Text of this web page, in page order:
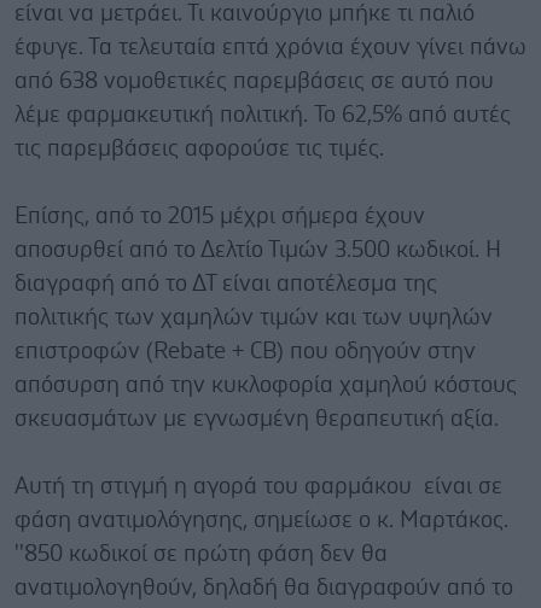
είναι να μετράει. Τι καινούργιο μπήκε τι παλιό
έφυγε. Τα τελευταία επτά χρόνια έχουν γίνει πάνω
από 638 νομοθετικές παρεμβάσεις σε αυτό που
λέμε φαρμακευτική πολιτική. Το 62,5% από αυτές
τις παρεμβάσεις αφορούσε τις τιμές.
Επίσης, από το 2015 μέχρι σήμερα έχουν
αποσυρθεί από το Δελτίο Τιμών 3.500 κωδικοί. Η
διαγραφή από το ΔΤ είναι αποτέλεσμα της
πολιτικής των χαμηλών τιμών και των υψηλών
επιστροφών (Rebate + CB) που οδηγούν στην
απόσυρση από την κυκλοφορία χαμηλού κόστους
σκευασμάτων με εγνωσμένη θεραπευτική αξία.
Αυτή τη στιγμή η αγορά του φαρμάκου είναι σε
φάση ανατιμολόγησης, σημείωσε ο κ. Μαρτάκος.
''850 κωδικοί σε πρώτη φάση δεν θα
ανατιμολογηθούν, δηλαδή θα διαγραφούν από το